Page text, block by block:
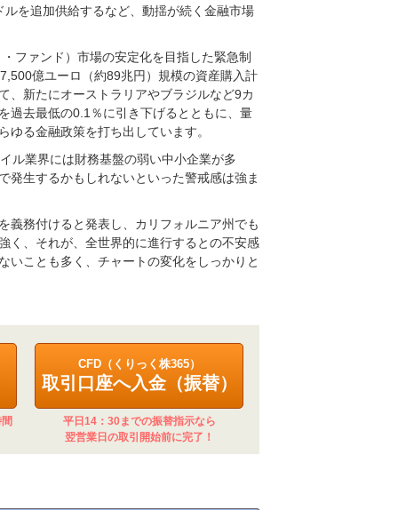
を追加供給するなど、動揺が続く金融市場
ファンド）市場の安定化を目指した緊急制
億ユーロ（約89兆円）規模の資産購入計
、新たにオーストラリアやブラジルなど9カ
過去最低の0.1％に引き下げるとともに、量
る金融政策を打ち出しています。
ル業界には財務基盤の弱い中小企業が多
発生するかもしれないといった警戒感は強ま
義務付けると発表し、カリフォルニア州でも
く、それが、全世界的に進行するとの不安感
いことも多く、チャートの変化をしっかりと
CFD（くりっく株365）
取引口座へ入金（振替）
平日14：30までの振替指示なら
翌営業日の取引開始前に完了！